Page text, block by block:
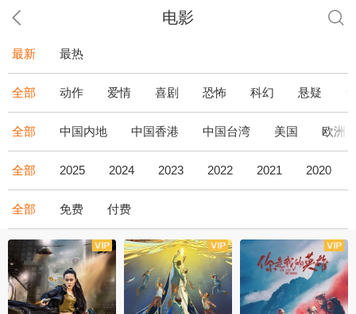
电影
最新 最热
全部 动作 爱情 喜剧 恐怖 科幻 悬疑
全部 中国内地 中国香港 中国台湾 美国 欧洲
全部 2025 2024 2023 2022 2021 2020
全部 免费 付费